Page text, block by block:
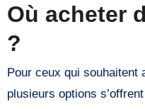
Où acheter
?
Pour ceux qui souhaitent
plusieurs options